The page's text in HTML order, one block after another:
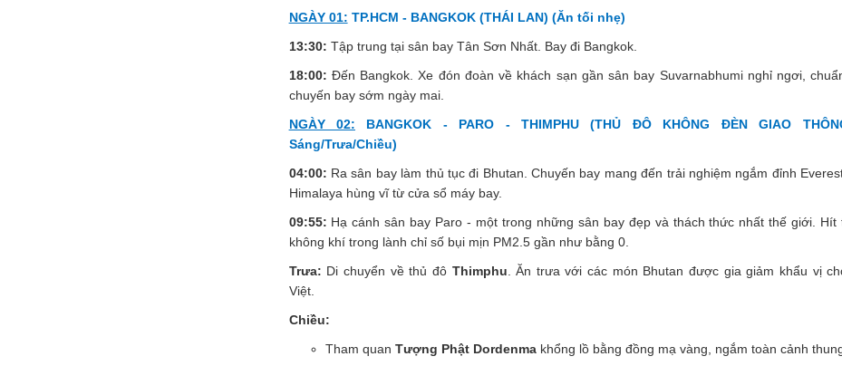
NGÀY 01: TP.HCM - BANGKOK (THÁI LAN) (Ăn tối nhẹ)
13:30: Tập trung tại sân bay Tân Sơn Nhất. Bay đi Bangkok.
18:00: Đến Bangkok. Xe đón đoàn về khách sạn gần sân bay Suvarnabhumi nghỉ ngơi,
chuyến bay sớm ngày mai.
NGÀY 02: BANGKOK - PARO - THIMPHU (THỦ ĐÔ KHÔNG ĐÈN GIAO
Sáng/Trưa/Chiều)
04:00: Ra sân bay làm thủ tục đi Bhutan. Chuyến bay mang đến trải nghiệm ngắm đỉnh
Himalaya hùng vĩ từ cửa sổ máy bay.
09:55: Hạ cánh sân bay Paro - một trong những sân bay đẹp và thách thức nhất thế giới. Hít
không khí trong lành chỉ số bụi mịn PM2.5 gần như bằng 0.
Trưa: Di chuyển về thủ đô Thimphu . Ăn trưa với các món Bhutan được gia giảm khẩu vị
Việt.
Chiều:
Tham quan Tượng Phật Dordenmakhổng lồ bằng đồng mạ vàng, ngắm toàn cảnh